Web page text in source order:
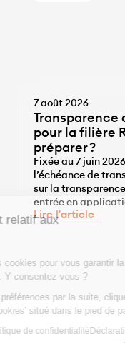
Consentement relatif
Nous utilisons des
sur notre site web. Y
Pour modifier vos
'Préférences de cookies'
Consulter notre politique de
7 août 2026
Transparence
pour la filière
préparer ?
Fixée au 7 juin
l’échéance de
sur la
entrée en
janvier 2028, les
...
Lire l'article